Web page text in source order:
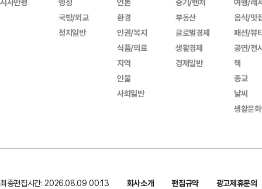
국방/외교
정치일반
환경
인권/복지
식품/의료
지역
인물
사회일반
부동산
글로벌경제
생활경제
경제일반
음식/맛
패션/뷰
공연/전
책
종교
날씨
생활문
최종편집시간: 2026.08.09 00:13 회사소개 편집규약
광고제휴문의